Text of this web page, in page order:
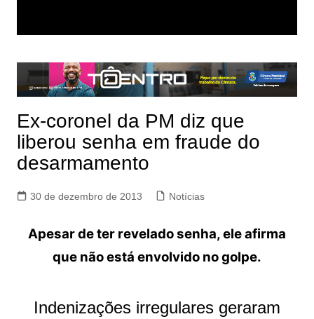
Ex-coronel da PM diz que
liberou senha em fraude do
desarmamento
30 de dezembro de 2013 Notícias
Apesar de ter revelado senha, ele afirma
que não está envolvido no golpe.
Indenizações irregulares geraram